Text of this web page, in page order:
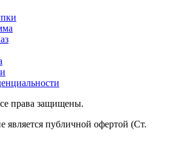
права защищены.
является публичной офертой (Ст.